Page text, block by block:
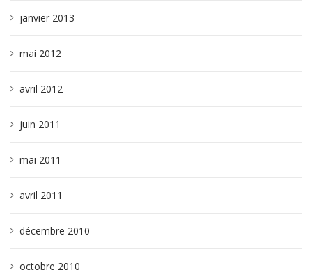
janvier 2013
mai 2012
avril 2012
juin 2011
mai 2011
avril 2011
décembre 2010
octobre 2010